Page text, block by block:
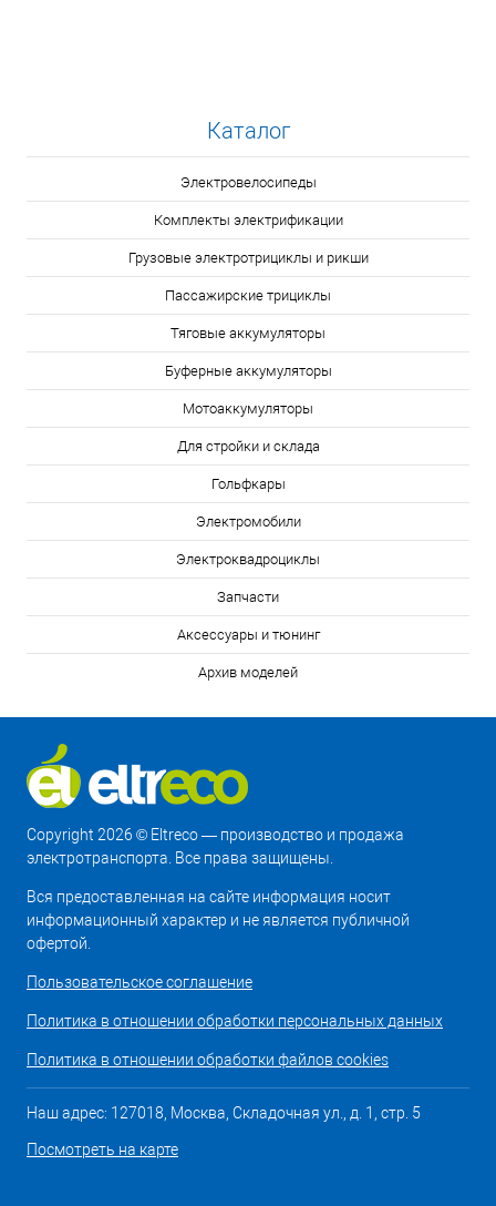
Каталог
Электровелосипеды
Комплекты электрификации
Грузовые электротрициклы и рикши
Пассажирские трициклы
Тяговые аккумуляторы
Буферные аккумуляторы
Мотоаккумуляторы
Для стройки и склада
Гольфкары
Электромобили
Электроквадроциклы
Запчасти
Аксессуары и тюнинг
Архив моделей
Copyright 2026 © Eltreco — производство и продажа
электротранспорта. Все права защищены.
Вся предоставленная на сайте информация носит
информационный характер и не является публичной
офертой.
Пользовательское соглашение
Политика в отношении обработки персональных данных
Политика в отношении обработки файлов cookies
Наш адрес: 127018, Москва, Складочная ул., д. 1, стр. 5
Посмотреть на карте